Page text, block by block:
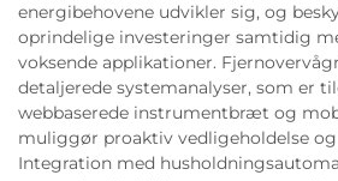
energibehovene udvikler sig, og
oprindelige investeringer samtidig
voksende applikationer.
detaljerede systemanalyser, som er
webbaserede instrumentbræt og
muliggør proaktiv vedligeholdelse
Integration med